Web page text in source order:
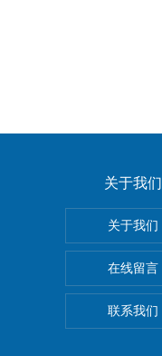
关于我们
关于我们
在线留言
联系我们